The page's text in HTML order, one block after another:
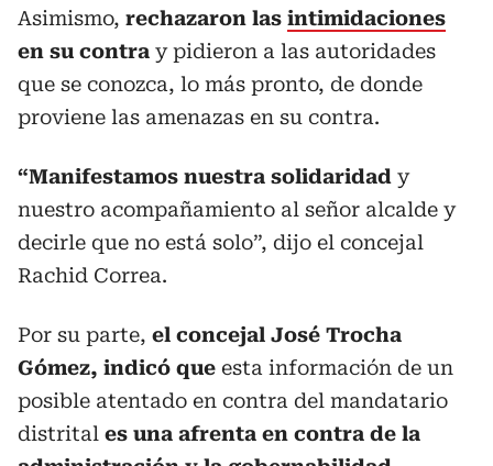
Asimismo, rechazaron las intimidaciones
en su contra y pidieron a las autoridades
que se conozca, lo más pronto, de donde
proviene las amenazas en su contra.
“Manifestamos nuestra solidaridad y
nuestro acompañamiento al señor alcalde y
decirle que no está solo”, dijo el concejal
Rachid Correa.
Por su parte, el concejal José Trocha
Gómez, indicó que esta información de un
posible atentado en contra del mandatario
distrital es una afrenta en contra de la